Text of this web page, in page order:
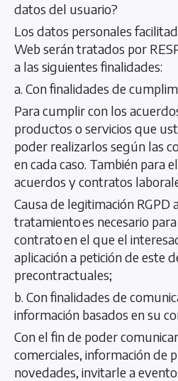
datos del usuario?
Los datos personales
Web serán tratados por
a las siguientes finalidades:
a. Con finalidades de
Para cumplir con los
productos o servicios que
poder realizarlos según las
en cada caso. También para
acuerdos y contratos
Causa de legitimación RGPD
tratamiento es necesario
contrato en el que el
aplicación a petición de este
precontractuales;
b. Con finalidades de
información basados en su
Con el fin de poder
comerciales, información de
novedades, invitarle a